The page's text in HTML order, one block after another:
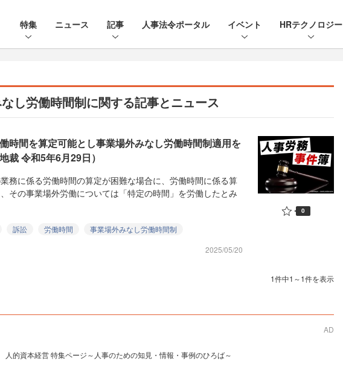
特集 ニュース 記事 人事法令ポータル イベント HRテクノロジー
し労働時間制に関する記事とニュース
時間を算定可能とし事業場外みなし労働時間制適用を
裁 令和5年6月29日）
務に係る労働時間の算定が困難な場合に、労働時間に係る算
その事業場外労働については「特定の時間」を労働したとみ
訴訟 労働時間
事業場外みなし労働時間制
2025/05/20
0
1件中1～1件を表示
AD
人的資本経営 特集ページ～人事のための知見・情報・事例のひろば～